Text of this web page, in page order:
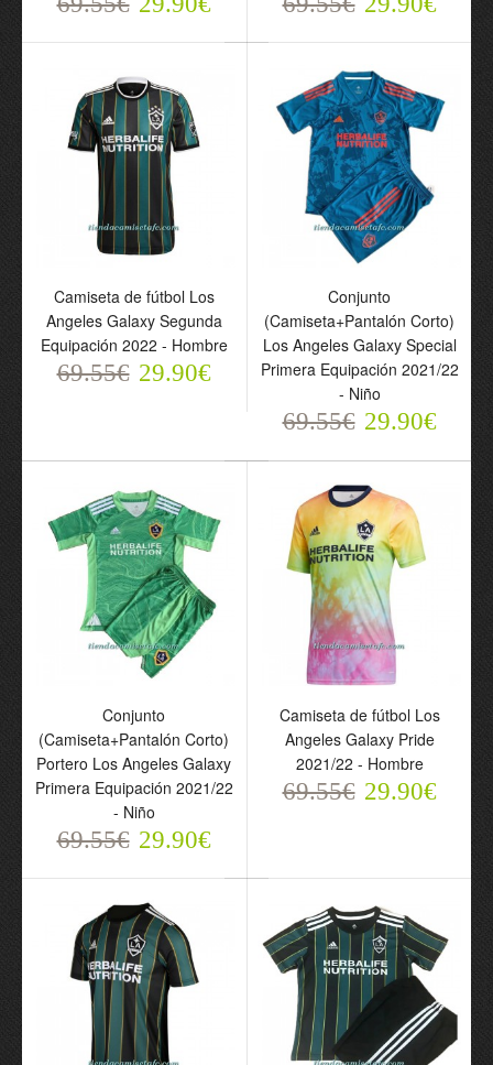
Camiseta de fútbol Los
Angeles Galaxy Segunda
Equipación 2022 -
Hombre
Conjunto
(Camiseta+Pantalón
Corto) Los Angeles
Galaxy Special Primera
Equipación 2021/22 -
Niño
69.55€ 29.90€
Conjunto
(Camiseta+Pantalón
Corto) Portero Los
Angeles Galaxy Primera
Equipación 2021/22 -
Niño
69.55€ 29.90€
Camiseta de fútbol Los
69.55€ 29.90€
Camiseta de fútbol Los
Angeles Galaxy Segunda
Equipación 2022 - Hombre
69.55€ 29.90€
Conjunto
(Camiseta+Pantalón Corto)
Los Angeles Galaxy Special
Primera Equipación 2021/22
- Niño
69.55€ 29.90€
Conjunto
(Camiseta+Pantalón Corto)
Portero Los Angeles Galaxy
Primera Equipación 2021/22
- Niño
69.55€ 29.90€
Camiseta de fútbol Los
Angeles Galaxy Pride
2021/22 - Hombre
69.55€ 29.90€